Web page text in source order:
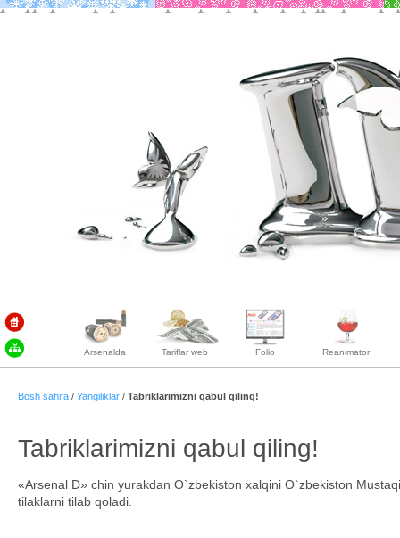
Arsenalda Tariflar web Folio Reanimator
Bosh sahifa / Yangiliklar / Tabriklarimizni qabul qiling!
Tabriklarimizni qabul qiling!
«Arsenal D» chin yurakdan O`zbekiston xalqini O`zbekiston
tilaklarni tilab qoladi.